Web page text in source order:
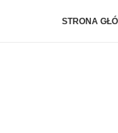
STRONA